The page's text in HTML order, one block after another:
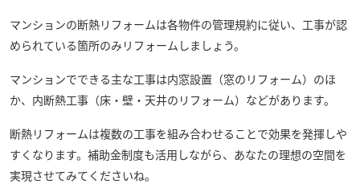
マンションの断熱リフォームは各物件の管理規約に従い、工事が認
められている箇所のみリフォームしましょう。
マンションでできる主な工事は内窓設置（窓のリフォーム）のほ
か、内断熱工事（床・壁・天井のリフォーム）などがあります。
断熱リフォームは複数の工事を組み合わせることで効果を発揮しや
すくなります。補助金制度も活用しながら、あなたの理想の空間を
実現させてみてくださいね。